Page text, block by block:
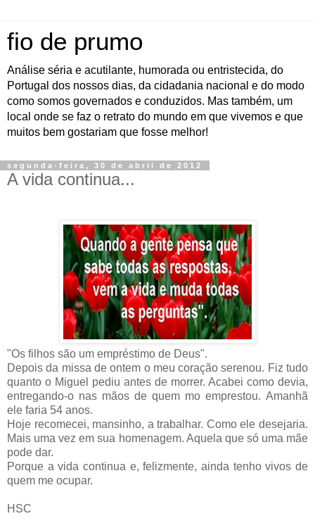
fio de prumo
Análise séria e acutilante, humorada ou entristecida, do
Portugal dos nossos dias, da cidadania nacional e do modo
como somos governados e conduzidos. Mas também, um
local onde se faz o retrato do mundo em que vivemos e que
muitos bem gostariam que fosse melhor!
segunda-feira, 30 de abril de 2012
A vida continua...
"Os filhos são um empréstimo de Deus".
Depois da missa de ontem o meu coração serenou. Fiz tudo
quanto o Miguel pediu antes de morrer. Acabei como devia,
entregando-o nas mãos de quem mo emprestou. Amanhã
ele faria 54 anos.
Hoje recomecei, mansinho, a trabalhar. Como ele desejaria.
Mais uma vez em sua homenagem. Aquela que só uma mãe
pode dar.
Porque a vida continua e, felizmente, ainda tenho vivos de
quem me ocupar.
HSC